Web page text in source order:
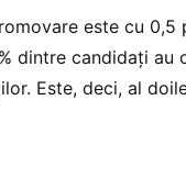
este cu
dintre candidați au
Este, deci, al